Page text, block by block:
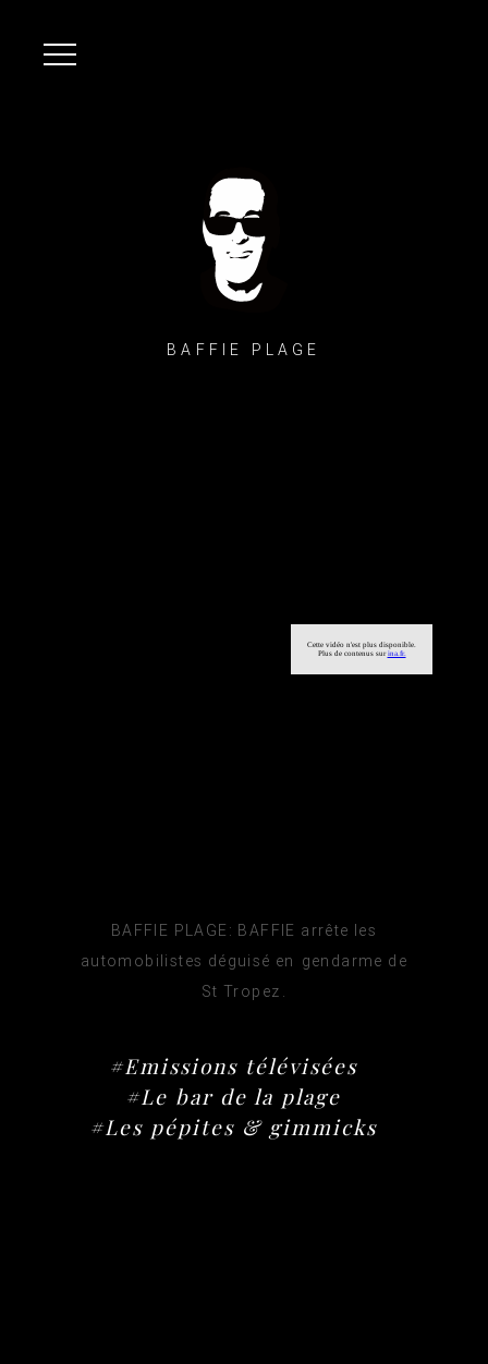
BAFFIE PLAGE
BAFFIE PLAGE: BAFFIE arrête les
automobilistes déguisé en gendarme de
St Tropez.
#Emissions télévisées
#Le bar de la plage
#Les pépites & gimmicks